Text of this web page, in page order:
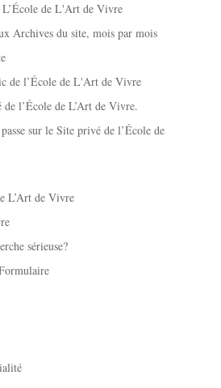
de L'Art de Vivre
Archives du site, mois par mois
de l’École de L'Art de Vivre
l’École de L’Art de Vivre.
sur le Site privé de l’École de
L’Art de Vivre
sérieuse?